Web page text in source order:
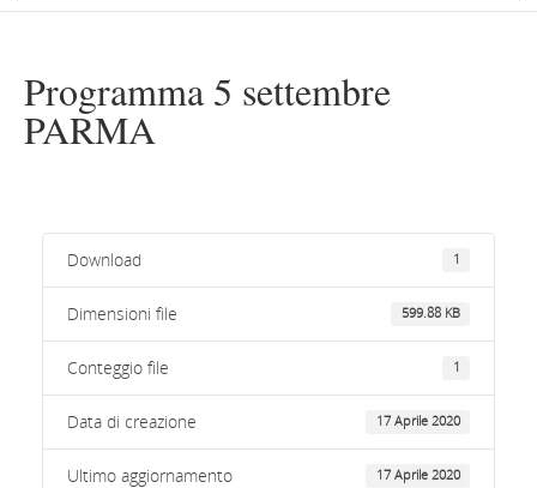
Programma 5 settembre
PARMA
Download 1
Dimensioni file 599.88 KB
Conteggio file 1
Data di creazione 17 Aprile 2020
Ultimo aggiornamento 17 Aprile 2020